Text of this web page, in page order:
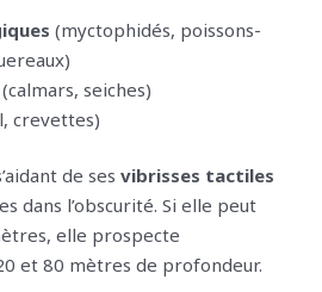
(myctophidés, poissons-
(calmars, seiches)
crevettes)
de sesvibrisses tactiles
dans l’obscurité. Si elle peut
elle prospecte
et 80 mètres de profondeur.